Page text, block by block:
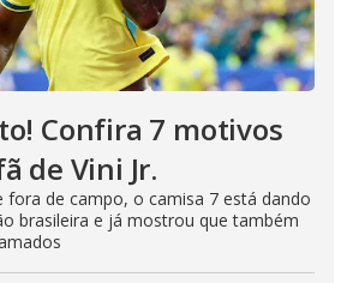
Confira 7 motivos
de Vini Jr.
fora de campo, o camisa 7 está dando
brasileira e já mostrou que também